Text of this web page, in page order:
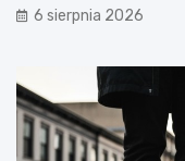
6 sierpnia 2026